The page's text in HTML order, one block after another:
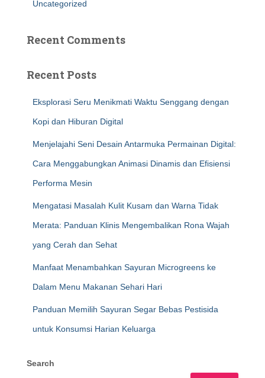
Uncategorized
Recent Comments
Recent Posts
Eksplorasi Seru Menikmati Waktu Senggang dengan
Kopi dan Hiburan Digital
Menjelajahi Seni Desain Antarmuka Permainan Digital:
Cara Menggabungkan Animasi Dinamis dan Efisiensi
Performa Mesin
Mengatasi Masalah Kulit Kusam dan Warna Tidak
Merata: Panduan Klinis Mengembalikan Rona Wajah
yang Cerah dan Sehat
Manfaat Menambahkan Sayuran Microgreens ke
Dalam Menu Makanan Sehari Hari
Panduan Memilih Sayuran Segar Bebas Pestisida
untuk Konsumsi Harian Keluarga
Search